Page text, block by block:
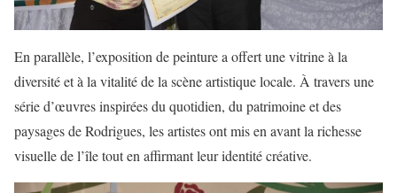
En parallèle, l’exposition de peinture a offert une vitrine à la
diversité et à la vitalité de la scène artistique locale. À travers une
série d’œuvres inspirées du quotidien, du patrimoine et des
paysages de Rodrigues, les artistes ont mis en avant la richesse
visuelle de l’île tout en affirmant leur identité créative.